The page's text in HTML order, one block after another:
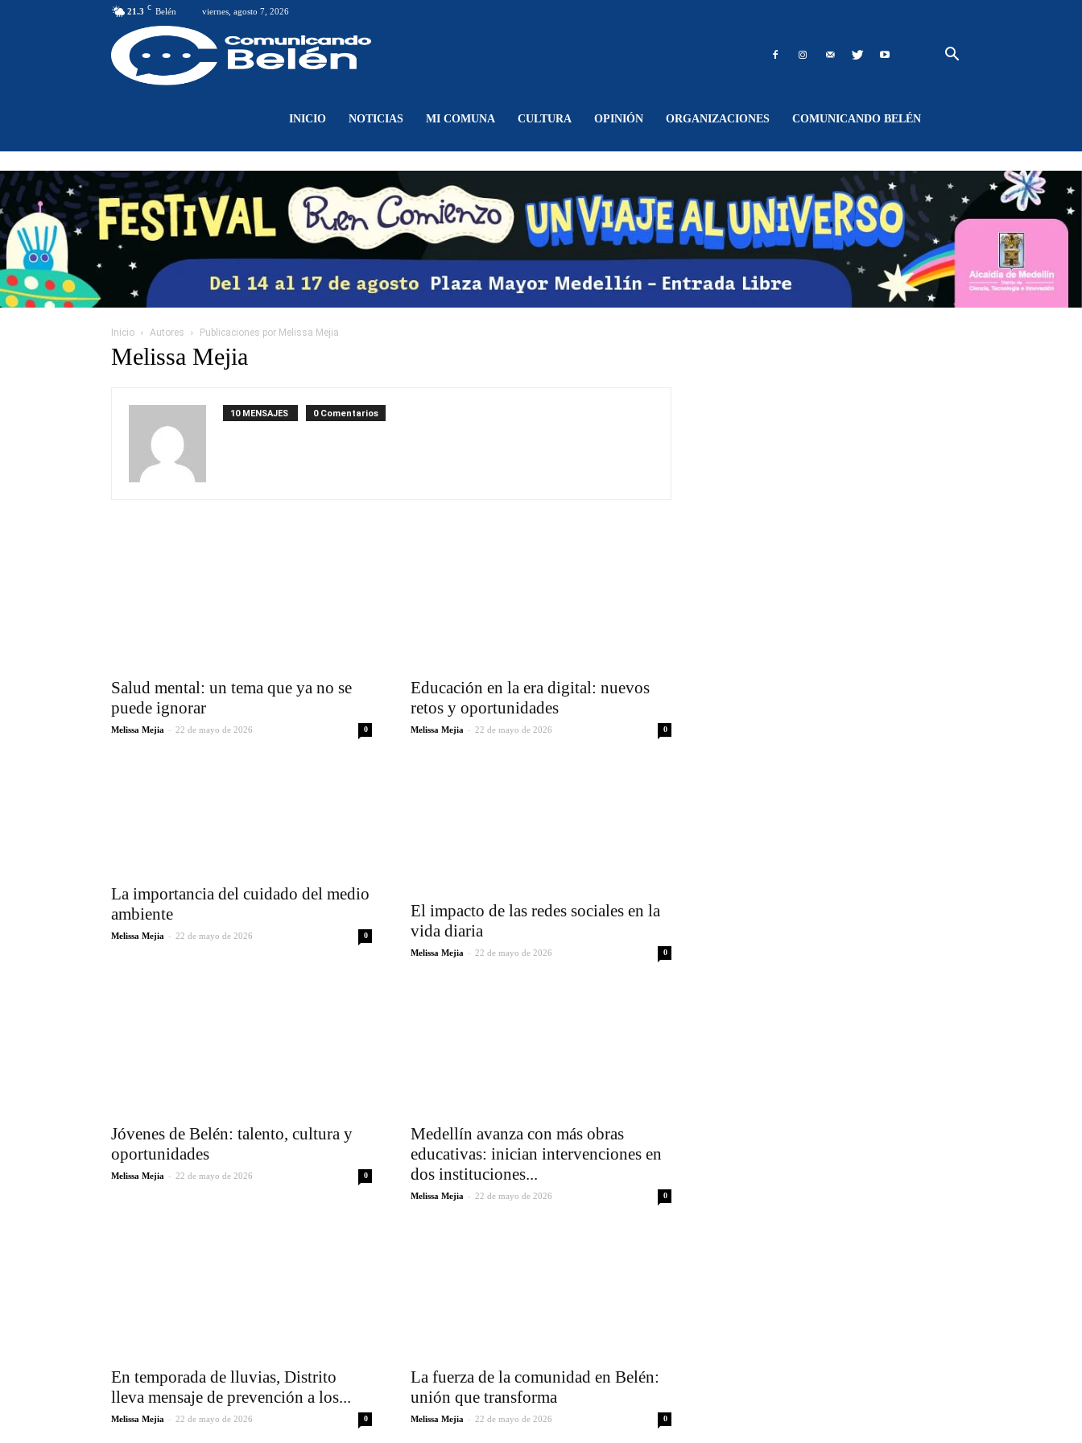
21.3 C Belén viernes, agosto 7, 2026
Belén
INICIO NOTICIAS MI COMUNA CULTURA OPINIÓN ORGANIZACIONES COMUNICANDO BELÉN
Inicio Autores Publicaciones por Melissa Mejia
Melissa Mejia
10 MENSAJES 0 Comentarios
Salud mental: un tema que ya no se
puede ignorar
Melissa Mejia - 22 de mayo de 2026 0
Educación en la era digital: nuevos
retos y oportunidades
Melissa Mejia - 22 de mayo de 2026 0
La importancia del cuidado del medio
ambiente
Melissa Mejia - 22 de mayo de 2026 0
El impacto de las redes sociales en la
vida diaria
Melissa Mejia - 22 de mayo de 2026 0
Jóvenes de Belén: talento, cultura y
oportunidades
Melissa Mejia - 22 de mayo de 2026 0
Medellín avanza con más obras
educativas: inician intervenciones en
dos instituciones...
Melissa Mejia - 22 de mayo de 2026 0
En temporada de lluvias, Distrito
lleva mensaje de prevención a los...
Melissa Mejia - 22 de mayo de 2026 0
La fuerza de la comunidad en Belén:
unión que transforma
Melissa Mejia - 22 de mayo de 2026 0